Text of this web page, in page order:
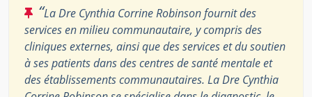
“La Dre Cynthia Corrine Robinson fournit des
services en milieu communautaire, y compris des
cliniques externes, ainsi que des services et du soutien
à ses patients dans des centres de santé mentale et
des établissements communautaires. La Dre Cynthia